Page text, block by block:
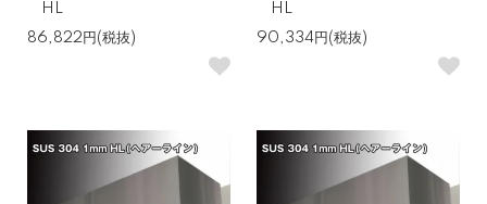
HL
86,822円(税抜)
HL
90,334円(税抜)